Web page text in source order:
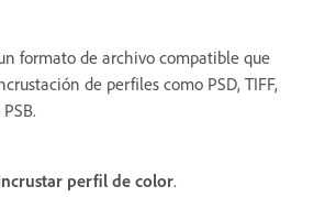
formato de archivo compatible que
de perfiles como PSD, TIFF,
perfil de color.